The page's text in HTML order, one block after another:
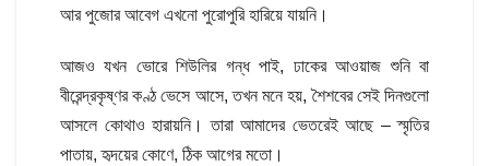
আর পুজোর আবেগ এখনো পুরোপুরি হারিয়ে যায়নি।
আজও যখন ভোরে শিউলির গন্ধ পাই, ঢাকের আওয়াজ শুনি বা
বীরেন্দ্রকৃষ্ণর কণ্ঠ ভেসে আসে, তখন মনে হয়, শৈশবের সেই দিনগুলো
আসলে কোথাও হারায়নি। তারা আমাদের ভেতরেই আছে – স্মৃতির
পাতায়, হৃদয়ের কোণে, ঠিক আগের মতো।